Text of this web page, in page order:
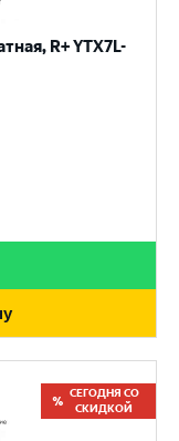
R+ YTX7L-
СЕГОДНЯ СО
СКИДКОЙ